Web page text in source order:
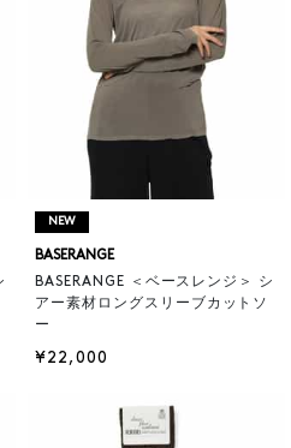
NEW
BASERANGE
BASERANGE ＜ベースレンジ＞ シ
アー素材ロングスリーブカットソ
ー
¥22,000